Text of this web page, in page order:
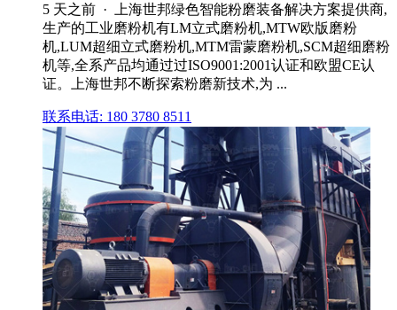
5 天之前 · 上海世邦绿色智能粉磨装备解决方案提供商,
生产的工业磨粉机有LM立式磨粉机,MTW欧版磨粉
机,LUM超细立式磨粉机,MTM雷蒙磨粉机,SCM超细磨粉
机等,全系产品均通过过ISO9001:2001认证和欧盟CE认
证。上海世邦不断探索粉磨新技术,为 ...
联系电话: 180 3780 8511